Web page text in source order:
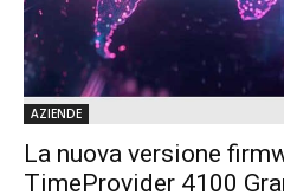
AZIENDE
La nuova versione
TimeProvider 4100